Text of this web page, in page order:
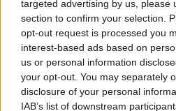
targeted advertising by us, please
section to confirm your selection.
opt-out request is processed you
interest-based ads based on
us or personal information
your opt-out. You may separately
disclosure of your personal
IAB’s list of downstream
moterų ir merginų
dieną jų elgesys tiesiog
Nesu nacionaistas,
tačiau tokiomis